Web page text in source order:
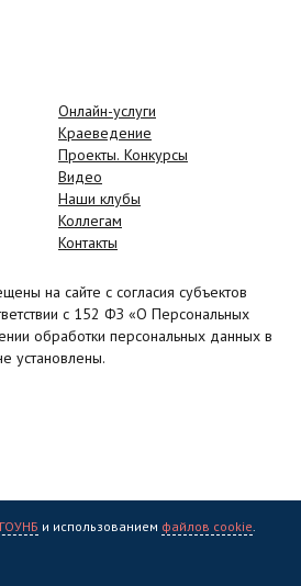
Онлайн-услуги
Краеведение
Проекты. Конкурсы
Видео
Наши клубы
Коллегам
Контакты
на сайте с согласия субъектов
с 152 ФЗ «О Персональных
обработки персональных данных в
установлены.
- 2026
и использованием файлов cookie.